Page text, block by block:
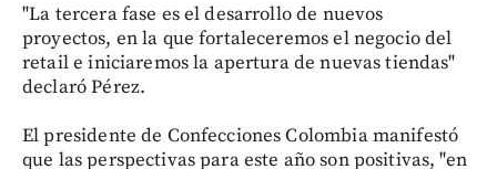
"La tercera fase es el desarrollo de nuevos
proyectos, en la que fortaleceremos el negocio del
retail e iniciaremos la apertura de nuevas tiendas"
declaró Pérez.
El presidente de Confecciones Colombia manifestó
que las perspectivas para este año son positivas, "en